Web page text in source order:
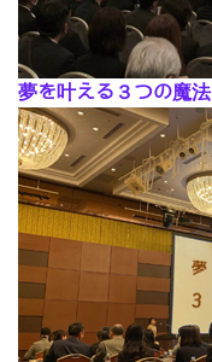
夢を叶える３つの魔法